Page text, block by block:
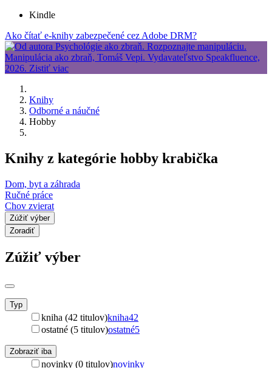
Kindle
Ako čítať e-knihy zabezpečené cez Adobe DRM?
Knihy
Odborné a náučné
Hobby
Knihy z kategórie hobby krabička
Dom, byt a záhrada
Ručné práce
Chov zvierat
Zúžiť výber
Zoradiť
Zúžiť výber
Typ
kniha (42 titulov)kniha42
ostatné (5 titulov)ostatné5
Zobraziť iba
novinky (0 titulov)novinky